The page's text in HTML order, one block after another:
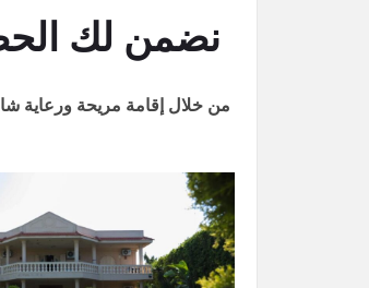
نضمن لك
من خلال إقامة مريحة ورعاية